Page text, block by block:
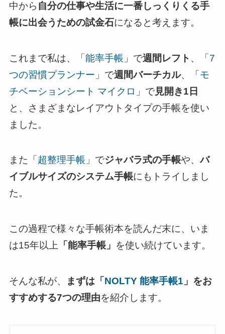
中から 自分の仕事や生活に一番しっくりくる手
帳に出会うための試金石になると考えます。
これまで私は、「能率手帳 」で週間レフト 、「7
つの習慣プランナー 」で週間バーチカル、「モ
チベーションシート マイクロ 」で見開き1日
と、さまざまなレイアウトタイプの手帳を使い
ました。
また「 超整理手帳 」でジャバラ式の手帳や、バ
イブルサイズのシステム手帳にもトライしまし
た。
この過程で様々な手帳術本を読んだ末に、いま
は15年以上 「能率手帳」 を使い続けています。
そんな私が、 まずは「NOLTY 能率手帳1 」をお
すすめする7つの理由を紹介します。